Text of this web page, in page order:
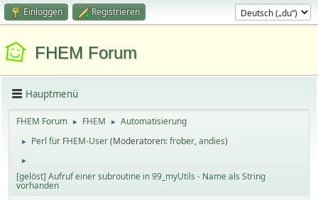
Einloggen Registrieren
FHEM Forum
Hauptmenü
FHEM Forum ► FHEM ► Automatisierung
► Perl für FHEM-User(Moderatoren:frober,andies)
►
[gelöst] Aufruf einer subroutine in 99_myUtils - Name als String
vorhanden